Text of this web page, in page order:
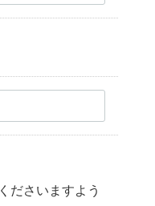
ださいますよう